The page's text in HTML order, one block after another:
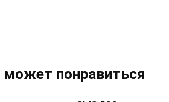
понравиться